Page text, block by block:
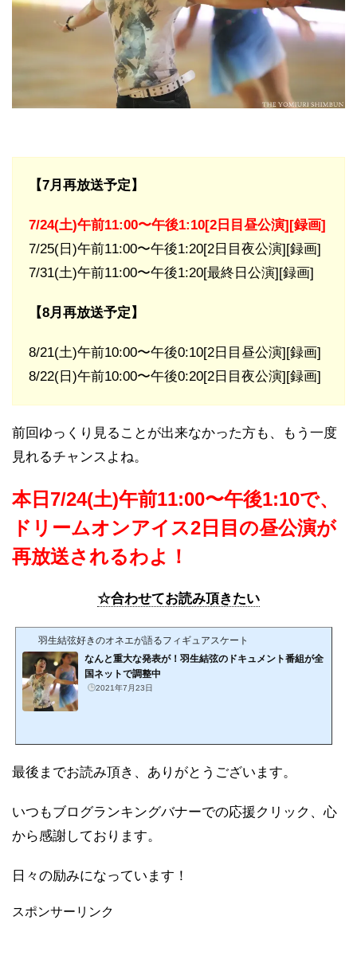
【7月再放送予定】
7/24(土)午前11:00〜午後1:10[2日目昼公演][録画]
7/25(日)午前11:00〜午後1:20[2日目夜公演][録画]
7/31(土)午前11:00〜午後1:20[最終日公演][録画]
【8月再放送予定】
8/21(土)午前10:00〜午後0:10[2日目昼公演][録画]
8/22(日)午前10:00〜午後0:20[2日目夜公演][録画]
前回ゆっくり見ることが出来なかった方も、もう一度
見れるチャンスよね。
本日7/24(土)午前11:00〜午後1:10で、
ドリームオンアイス2日目の昼公演が
再放送されるわよ！
☆合わせてお読み頂きたい
羽生結弦好きのオネエが語るフィギュアスケート
なんと重大な発表が！羽生結弦のドキュメント番組が全
国ネットで調整中
2021年7月23日
最後までお読み頂き、ありがとうございます。
いつもブログランキングバナーでの応援クリック、心
から感謝しております。
日々の励みになっています！
スポンサーリンク